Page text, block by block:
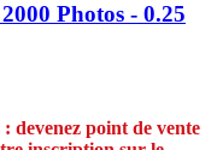
Photos - 0.25
devenez point de vente